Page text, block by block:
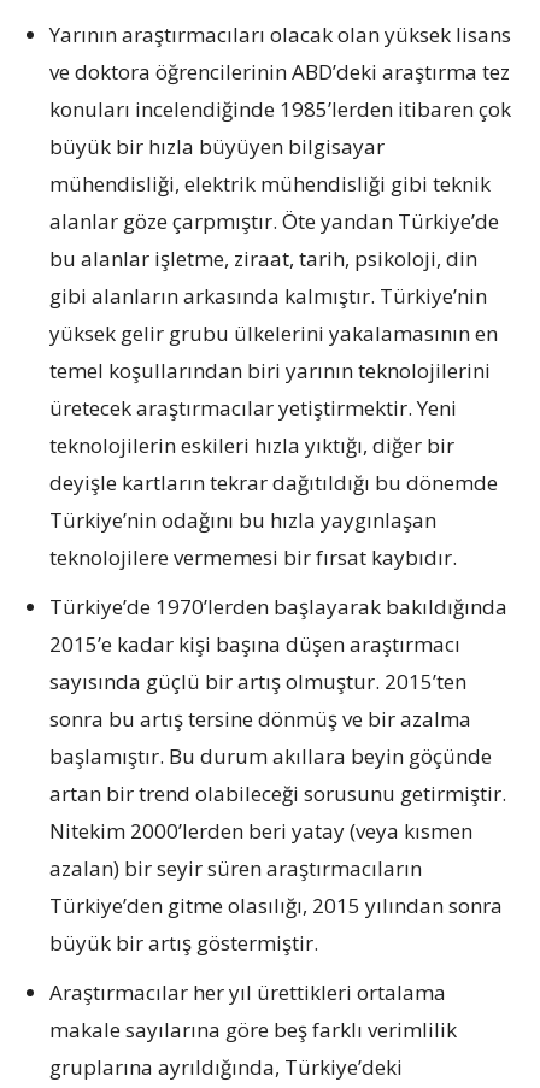
Yarının araştırmacıları olacak olan yüksek lisans
ve doktora öğrencilerinin ABD’deki araştırma tez
konuları incelendiğinde 1985’lerden itibaren çok
büyük bir hızla büyüyen bilgisayar
mühendisliği, elektrik mühendisliği gibi teknik
alanlar göze çarpmıştır. Öte yandan Türkiye’de
bu alanlar işletme, ziraat, tarih, psikoloji, din
gibi alanların arkasında kalmıştır. Türkiye’nin
yüksek gelir grubu ülkelerini yakalamasının en
temel koşullarından biri yarının teknolojilerini
üretecek araştırmacılar yetiştirmektir. Yeni
teknolojilerin eskileri hızla yıktığı, diğer bir
deyişle kartların tekrar dağıtıldığı bu dönemde
Türkiye’nin odağını bu hızla yaygınlaşan
teknolojilere vermemesi bir fırsat kaybıdır.
Türkiye’de 1970’lerden başlayarak bakıldığında
2015’e kadar kişi başına düşen araştırmacı
sayısında güçlü bir artış olmuştur. 2015’ten
sonra bu artış tersine dönmüş ve bir azalma
başlamıştır. Bu durum akıllara beyin göçünde
artan bir trend olabileceği sorusunu getirmiştir.
Nitekim 2000’lerden beri yatay (veya kısmen
azalan) bir seyir süren araştırmacıların
Türkiye’den gitme olasılığı, 2015 yılından sonra
büyük bir artış göstermiştir.
Araştırmacılar her yıl ürettikleri ortalama
makale sayılarına göre beş farklı verimlilik
gruplarına ayrıldığında, Türkiye’deki